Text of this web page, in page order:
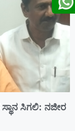
ಸಿಗಲಿ: ನಜೀರ